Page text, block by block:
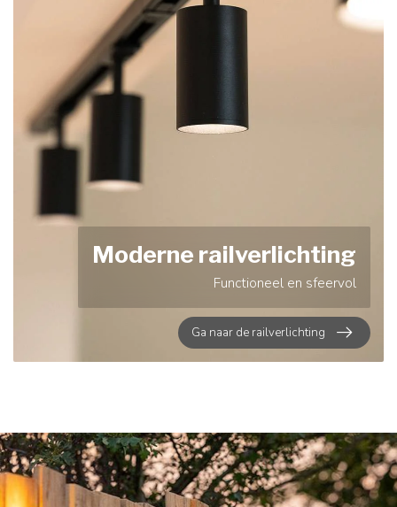
Moderne railverlichting
Functioneel en sfeervol
Ga naar de railverlichting